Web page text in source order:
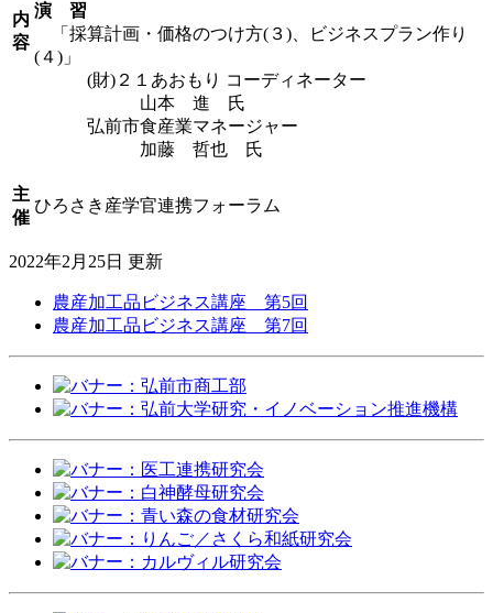
内
容
演 習
「採算計画・価格のつけ方(３)、ビジネスプラン作り
(４)」
(財)２１あおもり コーディネーター
山本 進 氏
弘前市食産業マネージャー
加藤 哲也 氏
主
催
ひろさき産学官連携フォーラム
2022年2月25日 更新
農産加工品ビジネス講座 第5回
農産加工品ビジネス講座 第7回